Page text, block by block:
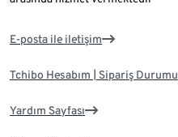
E-posta ile iletişim
Tchibo Hesabım | Sipariş Durumu
Yardım Sayfası